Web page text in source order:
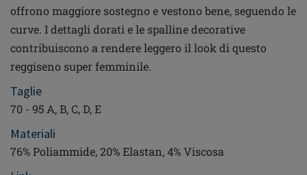
offrono maggiore sostegno e vestono bene, seguendo le
curve. I dettagli dorati e le spalline decorative
contribuiscono a rendere leggero il look di questo
reggiseno super femminile.
Taglie
70 - 95 A, B, C, D, E
Materiali
76% Poliammide, 20% Elastan, 4% Viscosa